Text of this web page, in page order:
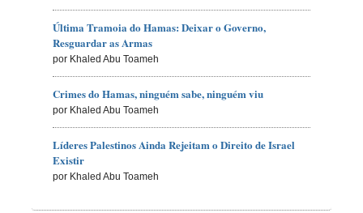
Última Tramoia do Hamas: Deixar o Governo,
Resguardar as Armas
por Khaled Abu Toameh
Crimes do Hamas, ninguém sabe, ninguém viu
por Khaled Abu Toameh
Líderes Palestinos Ainda Rejeitam o Direito de Israel
Existir
por Khaled Abu Toameh